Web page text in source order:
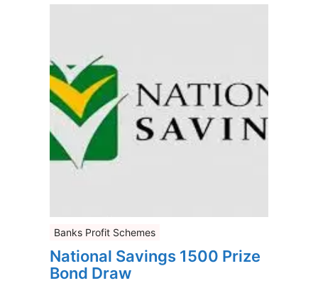
Banks Profit Schemes
National Savings 1500 Prize
Bond Draw